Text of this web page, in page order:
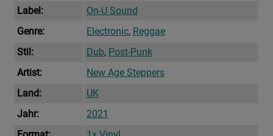
Label:
On-U Sound
Genre:
Electronic, Reggae
Stil:
Dub, Post-Punk
Artist:
New Age Steppers
Land:
UK
Jahr:
2021